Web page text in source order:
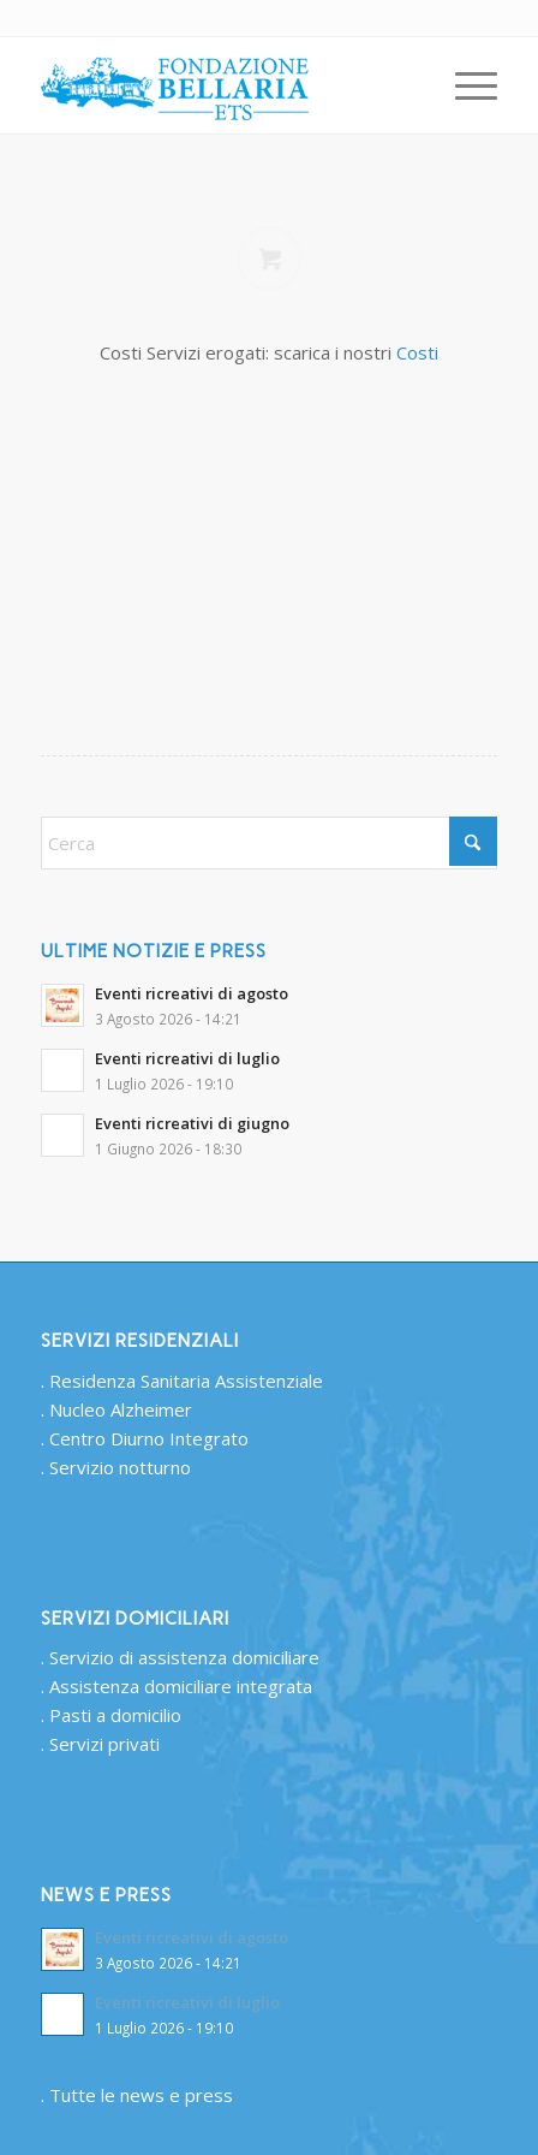
Costi Servizi erogati: scarica i nostri Costi
ULTIME NOTIZIE E PRESS
Eventi ricreativi di agosto
3 Agosto 2026 - 14:21
Eventi ricreativi di luglio
1 Luglio 2026 - 19:10
Eventi ricreativi di giugno
1 Giugno 2026 - 18:30
SERVIZI RESIDENZIALI
. Residenza Sanitaria Assistenziale
. Nucleo Alzheimer
. Centro Diurno Integrato
. Servizio notturno
SERVIZI DOMICILIARI
. Servizio di assistenza domiciliare
. Assistenza domiciliare integrata
. Pasti a domicilio
. Servizi privati
NEWS E PRESS
Eventi ricreativi di agosto
3 Agosto 2026 - 14:21
Eventi ricreativi di luglio
1 Luglio 2026 - 19:10
. Tutte le news e press